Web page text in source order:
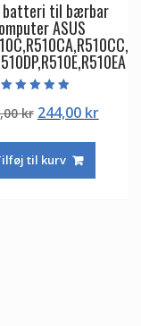
til bærbar
ASUS
4.50
ud af 5
kr Den
pris
var:
244,00 krDen
til kurv